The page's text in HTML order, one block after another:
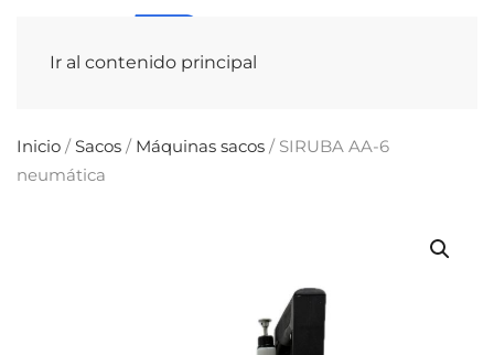
Ir al contenido principal
Inicio /Sacos / Máquinas sacos / SIRUBA AA-6
neumática